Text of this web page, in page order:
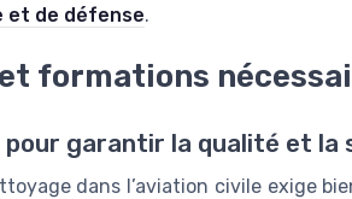
et de défense.
formations
pour garantir la qualité et la
dans l’aviation civile exige